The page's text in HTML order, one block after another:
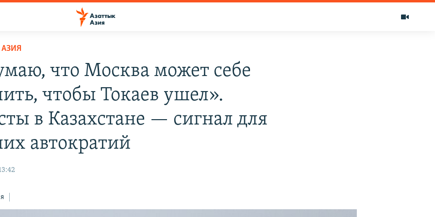
что Москва может себе
чтобы Токаев ушел».
в Казахстане — сигнал для
автократий